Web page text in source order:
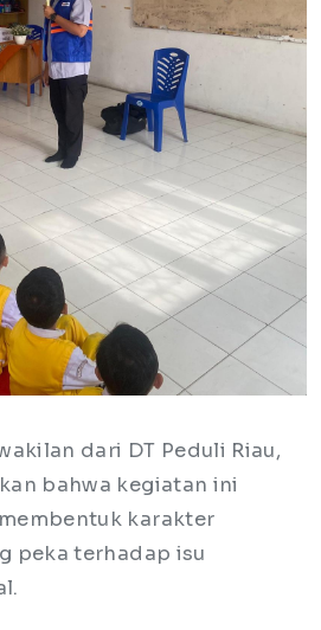
dari DT Peduli Riau,
bahwa kegiatan ini
karakter
peka terhadap isu